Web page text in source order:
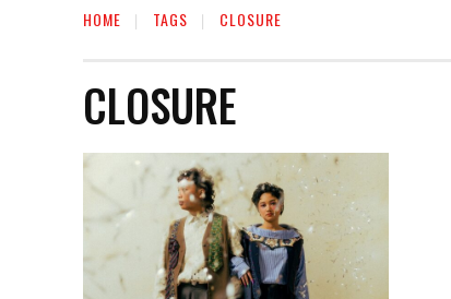
HOME TAGS CLOSURE
CLOSURE